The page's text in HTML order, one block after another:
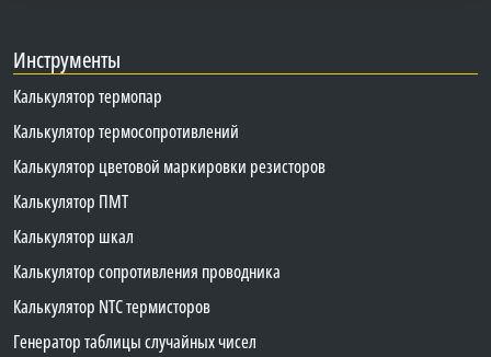
Инструменты
Калькулятор термопар
Калькулятор термосопротивлений
Калькулятор цветовой маркировки резисторов
Калькулятор ПМТ
Калькулятор шкал
Калькулятор сопротивления проводника
Калькулятор NTC термисторов
Генератор таблицы случайных чисел